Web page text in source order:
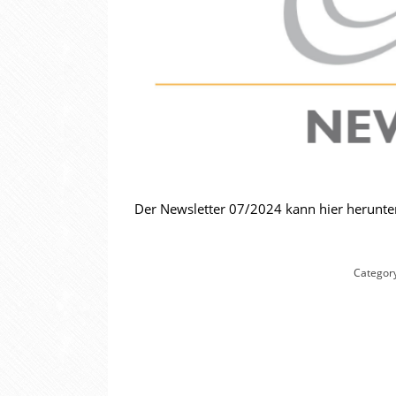
Der Newsletter 07/2024 kann hier